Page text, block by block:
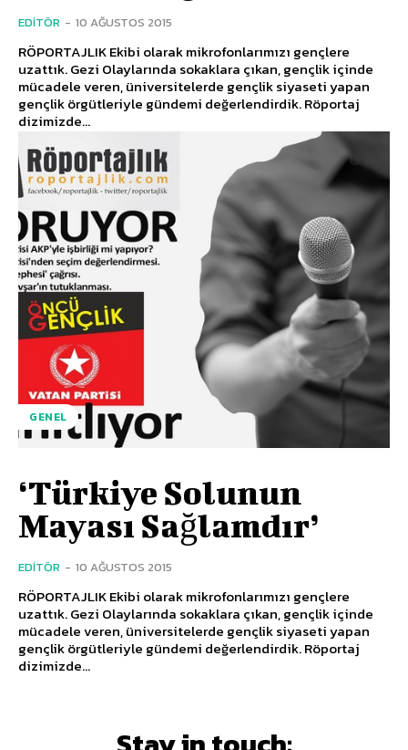
EDITÖR - 10 AĞUSTOS 2015
RÖPORTAJLIK Ekibi olarak mikrofonlarımızı gençlere
uzattık. Gezi Olaylarında sokaklara çıkan, gençlik içinde
mücadele veren, üniversitelerde gençlik siyaseti yapan
gençlik örgütleriyle gündemi değerlendirdik. Röportaj
dizimizde...
GENEL
‘Türkiye Solunun
Mayası Sağlamdır’
EDITÖR - 10 AĞUSTOS 2015
RÖPORTAJLIK Ekibi olarak mikrofonlarımızı gençlere
uzattık. Gezi Olaylarında sokaklara çıkan, gençlik içinde
mücadele veren, üniversitelerde gençlik siyaseti yapan
gençlik örgütleriyle gündemi değerlendirdik. Röportaj
dizimizde...